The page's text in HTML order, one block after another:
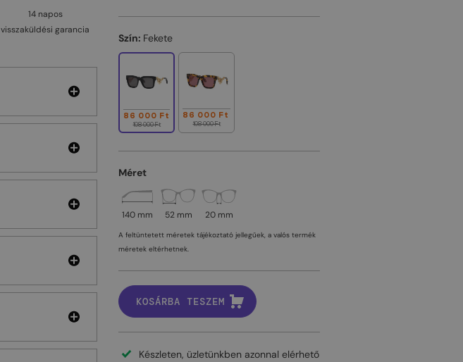
14 napos
visszaküldési garancia
Szín: Fekete
86 000 Ft
108 000 Ft
86 000 Ft
108 000 Ft
Méret
140 mm 52 mm 20 mm
A feltüntetett méretek tájékoztató jellegűek, a valós termék
méretek eltérhetnek.
KOSÁRBA TESZEM
Készleten, üzletünkben azonnal elérhető